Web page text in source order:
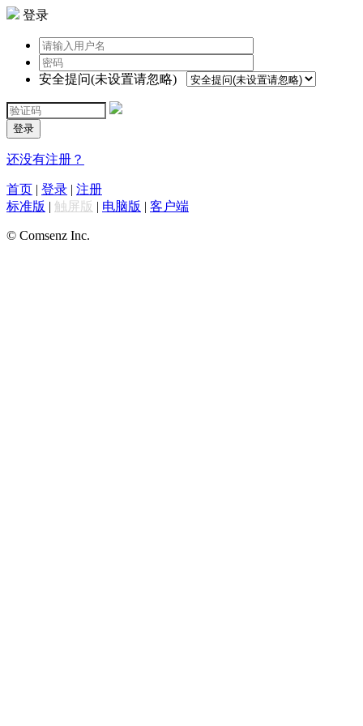
登录
安全提问(未设置请忽略)
登录
还没有注册？
首页 | 登录 | 注册
标准版 | 触屏版 | 电脑版 | 客户端
© Comsenz Inc.